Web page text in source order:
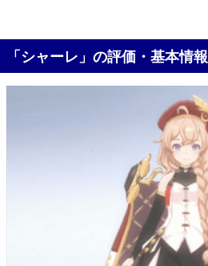
「シャーレ」の評価・基本情報